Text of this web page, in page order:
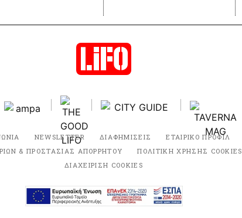
NEWSLETTER ΔΙΑΦΗΜΙΣΕΙΣ ΕΤΑΙΡΙΚΟ ΠΡΟΦΙΛ
& ΠΡΟΣΤΑΣΙΑΣ ΑΠΟΡΡΗΤΟΥ
ΠΟΛΙΤΙΚΗ ΧΡΗΣΗΣ COOKIES
ΔΙΑΧΕΙΡΙΣΗ COOKIES